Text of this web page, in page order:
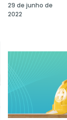
29 de junho de
2022